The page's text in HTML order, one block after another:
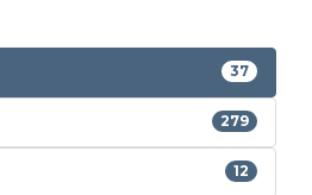
37
279
12